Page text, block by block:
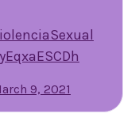
9, 2021